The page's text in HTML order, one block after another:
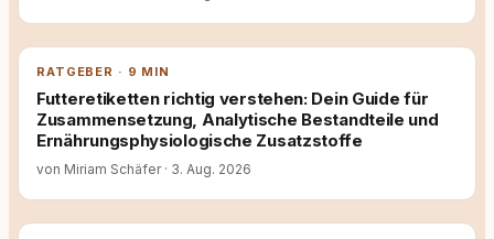
RATGEBER · 9 MIN
Futteretiketten richtig verstehen: Dein Guide für
Zusammensetzung, Analytische Bestandteile und
Ernährungsphysiologische Zusatzstoffe
von Miriam Schäfer · 3. Aug. 2026